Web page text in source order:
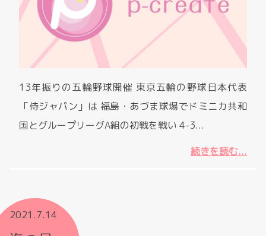
13年振りの五輪野球開催 東京五輪の野球日本代表
「侍ジャパン」は 福島・あづま球場でドミニカ共和
国とグループリーグA組の初戦を戦い 4-3...
続きを読む...
2021.7.14